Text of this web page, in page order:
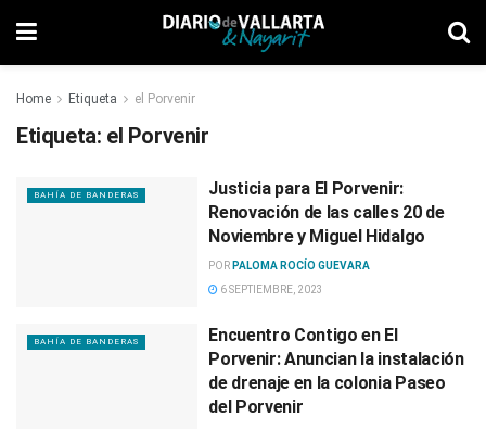
Home Etiqueta el Porvenir
Etiqueta: el Porvenir
BAHÍA DE BANDERAS
Justicia para El Porvenir:
Renovación de las calles 20 de
Noviembre y Miguel Hidalgo
POR PALOMA ROCÍO GUEVARA
6 SEPTIEMBRE, 2023
BAHÍA DE BANDERAS
Encuentro Contigo en El
Porvenir: Anuncian la instalación
de drenaje en la colonia Paseo
del Porvenir